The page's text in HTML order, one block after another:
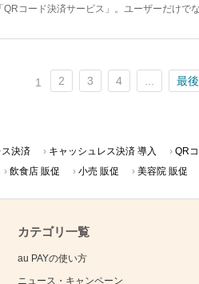
コード決済サービス」。ユーザーだけで
1 2 3 4 最後
決済 キャッシュレス決済 導入 QR
飲食店 販促 小売 販促 美容院 販促
カテゴリ一覧
au PAYの使い方
ニュース・キャンペーン